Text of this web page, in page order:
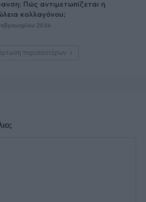
Πώς αντιμετωπίζεται η
κολλαγόνου;
2026
περισσοτέρων